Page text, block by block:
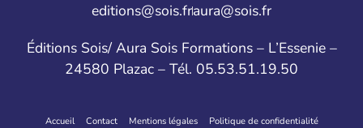
editions@sois.fraura@sois.fr
Éditions Sois/ Aura Sois Formations – L’Essenie –
24580 Plazac – Tél. 05.53.51.19.50
Accueil Contact Mentions légales Politique de confidentialité